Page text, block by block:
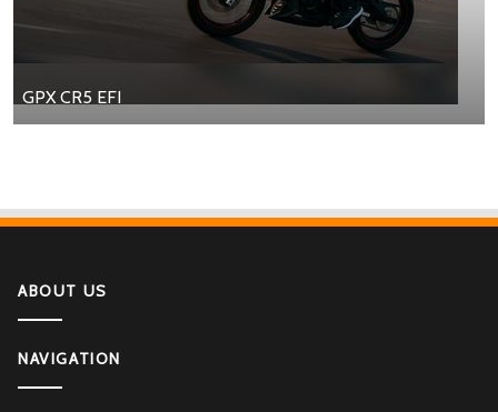
GPX CR5 EFI
ABOUT US
NAVIGATION